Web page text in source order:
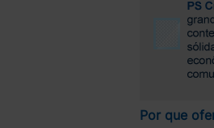
Por que